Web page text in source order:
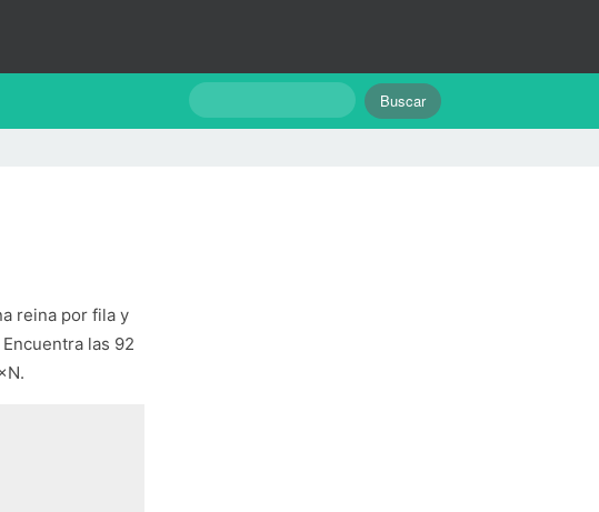
reina por fila y
las 92